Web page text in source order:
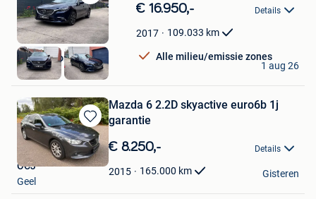
Bewaren
in
Mijn
Favorieten
€ 16.950,- Details
2017 109.033 km
Alle milieu/emissie zones
Chef Motors
Evergem
1 aug 26
Bewaren
in
Mijn
Favorieten
Mazda 6 2.2D skyactive euro6b 1j
garantie
€ 8.250,- Details
2015 165.000 km
OCJ
Geel
Gisteren